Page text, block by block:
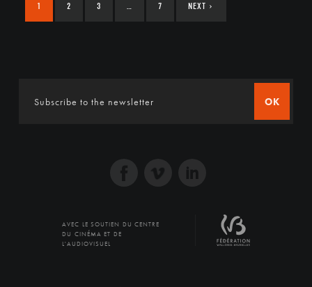
1 2 3 … 7 NEXT ›
OK
AVEC LE SOUTIEN DU CENTRE
DU CINÉMA ET DE
L'AUDIOVISUEL